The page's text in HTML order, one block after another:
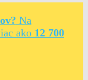
Na
ako 12 700